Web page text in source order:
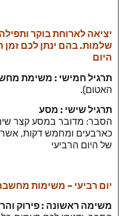
שלמות. בהם ינתן לכם
היום
תרגיל חמישי : משימת
האטום).
תרגיל שישי : מסע
הסבר: מדובר במסע קצר
כארבעים ומחמש דקות,
של היום הרביעי
יום רביעי – משימות
משימה ראשונה : פירוק